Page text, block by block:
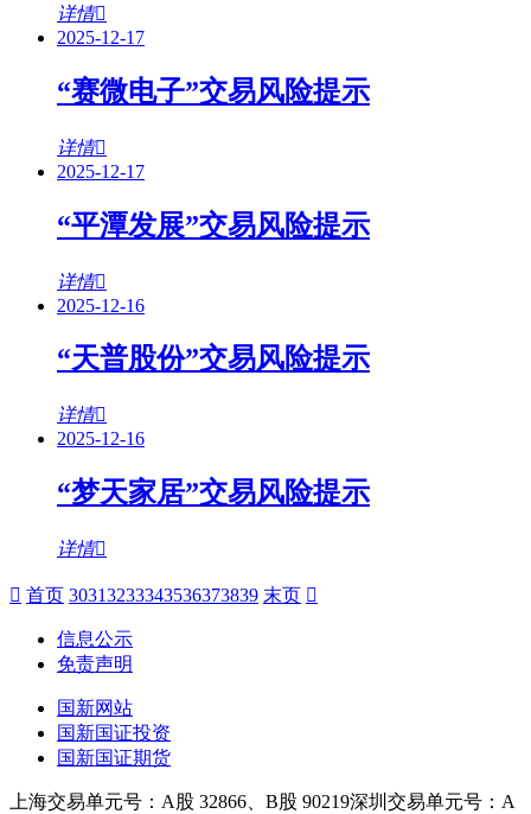
详情
2025-12-17
“赛微电子”交易风险提示
详情
2025-12-17
“平潭发展”交易风险提示
详情
2025-12-16
“天普股份”交易风险提示
详情
2025-12-16
“梦天家居”交易风险提示
详情
首页 30313233343536373839 末页
信息公示
免责声明
国新网站
国新国证投资
国新国证期货
上海交易单元号：A股 32866、B股 90219深圳交易单元号：A